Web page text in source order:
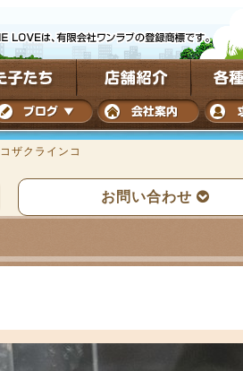
コザクラインコ
お問い合わせ